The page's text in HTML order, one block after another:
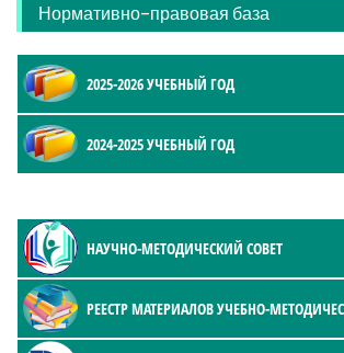
Нормативно-правовая база
2025-2026 УЧЕБНЫЙ ГОД
2024-2025 УЧЕБНЫЙ ГОД
НАУЧНО-МЕТОДИЧЕСКИЙ СОВЕТ
РЕЕСТР МАТЕРИАЛОВ УЧЕБНО-